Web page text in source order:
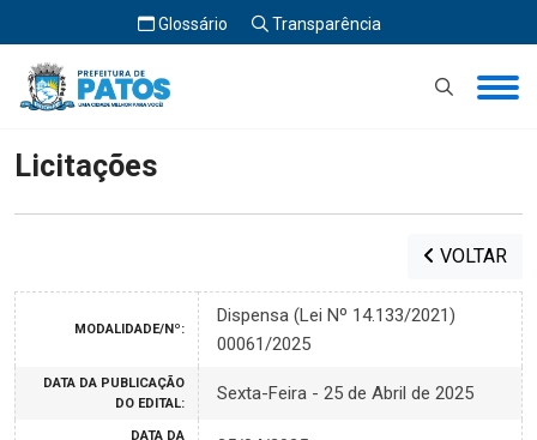
Glossário Transparência
Início Licitações
Licitações
VOLTAR
MODALIDADE/Nº:
Dispensa (Lei Nº 14.133/2021)
00061/2025
DATA DA PUBLICAÇÃO
DO EDITAL:
Sexta-Feira - 25 de Abril de 2025
DATA DA